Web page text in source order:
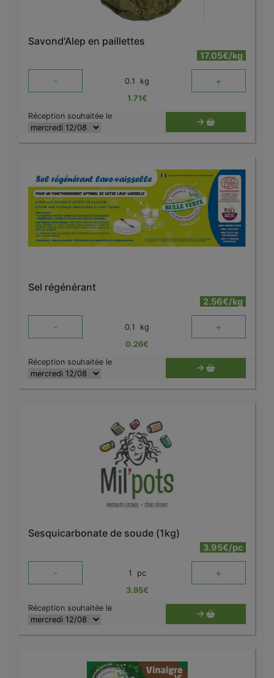
Savond'Alep en paillettes
17.05€/kg
- 0.1 kg +
1.71€
Réception souhaitée le
Sel régénérant
2.56€/kg
- 0.1 kg +
0.26€
Réception souhaitée le
Sesquicarbonate de soude (1kg)
3.95€/pc
- 1 pc +
3.95€
Réception souhaitée le